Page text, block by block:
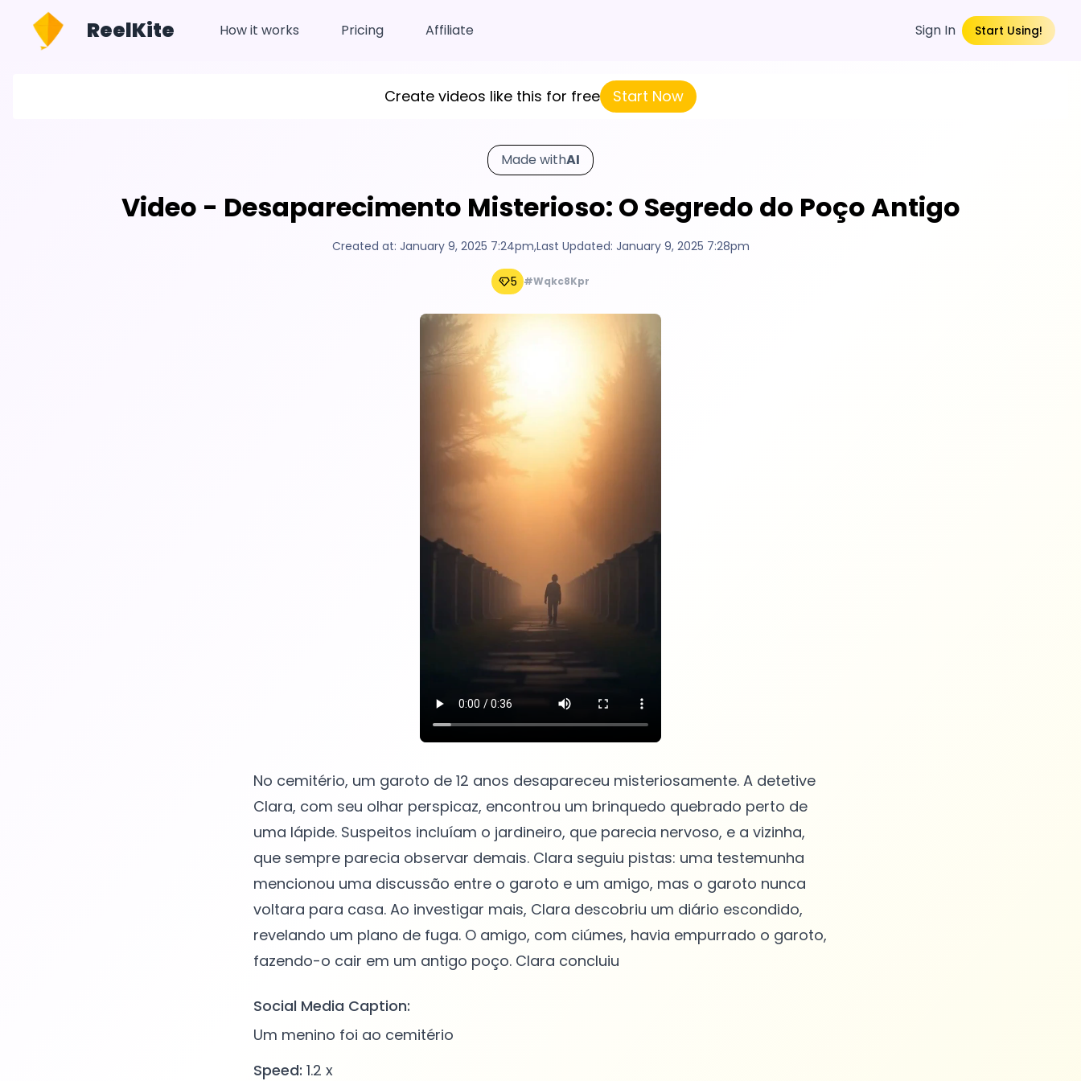
ReelKite How it works Pricing Affiliate Sign In Start Using!
Create videos like this for free Start Now
Made withAI
Video - Desaparecimento Misterioso: O Segredo do Poço Antigo
Created at: January 9, 2025 7:24pm,Last Updated: January 9, 2025 7:28pm
5 #Wqkc8Kpr
No cemitério, um garoto de 12 anos desapareceu misteriosamente. A detetive
Clara, com seu olhar perspicaz, encontrou um brinquedo quebrado perto de
uma lápide. Suspeitos incluíam o jardineiro, que parecia nervoso, e a vizinha,
que sempre parecia observar demais. Clara seguiu pistas: uma testemunha
mencionou uma discussão entre o garoto e um amigo, mas o garoto nunca
voltara para casa. Ao investigar mais, Clara descobriu um diário escondido,
revelando um plano de fuga. O amigo, com ciúmes, havia empurrado o garoto,
Social Media Caption:
Um menino foi ao cemitério
Speed: 1.2 x